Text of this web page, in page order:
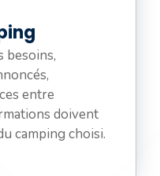
besoins,
entre
doivent
camping choisi.